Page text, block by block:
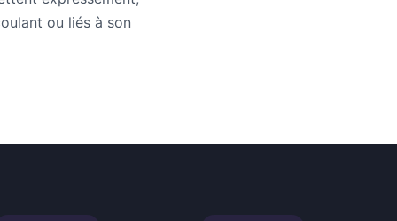
ou liés à son